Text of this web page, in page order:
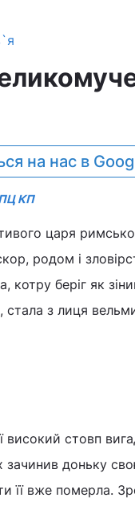
на нас в
КП
царя
родом і
котру беріг як
стала з лиця
високий стовп
зачинив доньку
її вже померла.